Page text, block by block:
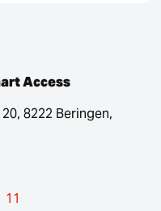
Access
8222 Beringen,
11